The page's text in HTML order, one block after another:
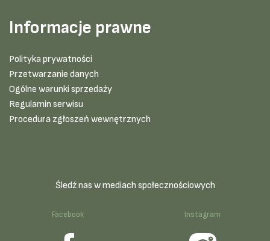
Informacje prawne
Polityka prywatności
Przetwarzanie danych
Ogólne warunki sprzedaży
Regulamin serwisu
Procedura zgłoszeń wewnętrznych
Śledź nas w mediach społecznościowych
Facebook Instagram